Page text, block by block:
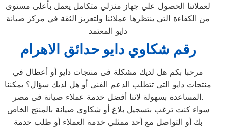
لعملائنا الحصول علي جهاز منزلي متكامل يعمل بأعلى مستوى
من الكفاءة التي ينتظرها عملائنا ولتعزيز الثقة في مركز صيانة
دايو المعتمد
رقم شكاوي دايو حدائق الاهرام
مرحبا بكم هل لديك مشكلة فى منتجات دايو أو أعطال في
منتجات دايو التى تتطلب الدعم الفنى أو هل لديك سؤال؟ يمكننا
المساعدة بسهولة لاننا أفضل خدمة عملاء صيانة فى مصر.
سواء كنت ترغب بتسجيل بلاغ أو شكاوى صيانة بالمنتج الخاص
بك أو التواصل مع أحد ممثلي خدمة العملاء أو طلب خدمة